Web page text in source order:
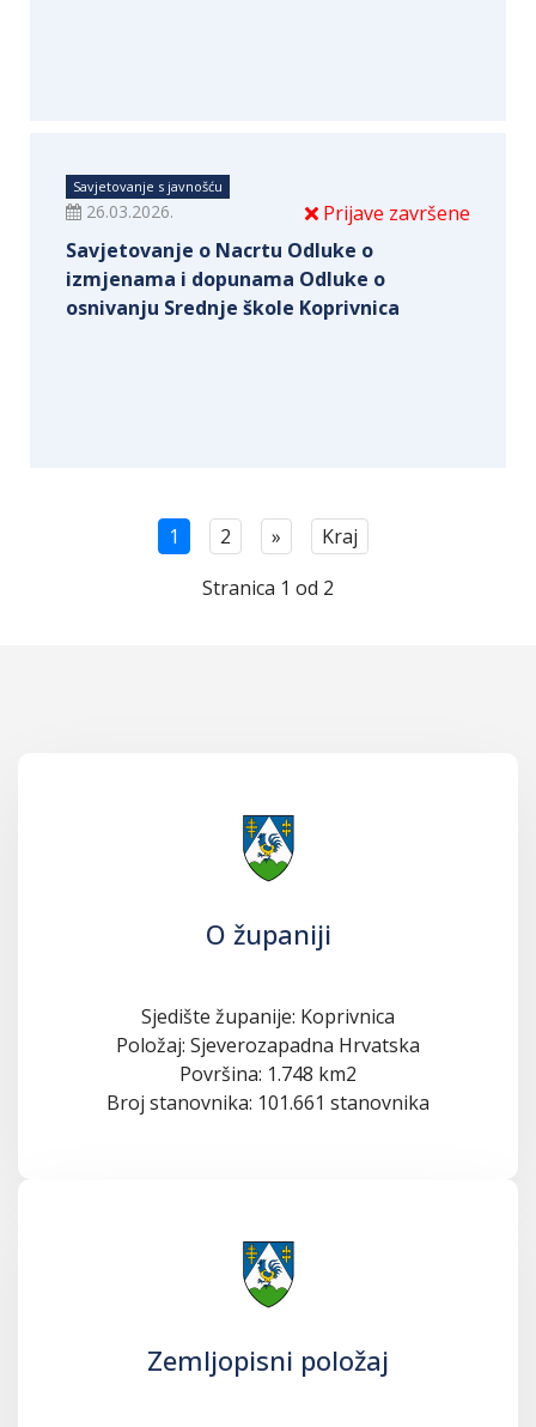
Savjetovanje s javnošću
Prijave završene
26.03.2026.
Savjetovanje o Nacrtu Odluke o
izmjenama i dopunama Odluke o
osnivanju Srednje škole Koprivnica
1 2 »
Kraj
Stranica 1 od 2
O županiji
Sjedište županije: Koprivnica
Položaj: Sjeverozapadna Hrvatska
Površina: 1.748 km2
Broj stanovnika: 101.661 stanovnika
Zemljopisni položaj